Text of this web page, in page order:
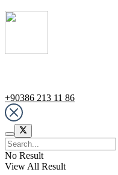
+90386 213 11 86
No Result
View All Result